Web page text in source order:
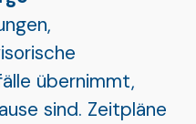
übernimmt,
sind. Zeitpläne